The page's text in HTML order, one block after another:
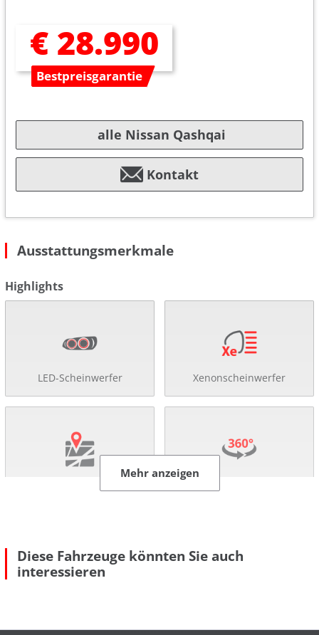
€ 28.990
Bestpreisgarantie
alle Nissan Qashqai
Kontakt
Ausstattungsmerkmale
Highlights
LED-Scheinwerfer Xenonscheinwerfer
Mehr anzeigen
Diese Fahrzeuge könnten Sie auch
interessieren